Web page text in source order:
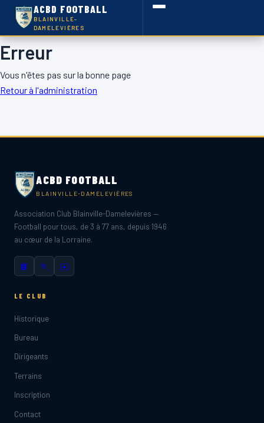
ACBD FOOTBALL
BLAINVILLE-
DAMELEVIÈRES
Erreur
Vous n'êtes pas sur la bonne page
Retour à l'administration
ACBD FOOTBALL
BLAINVILLE-DAMELEVIÈRES
Association Club Blainville-Damelevières —
Football pour tous, de 3 à 77 ans, depuis 1946
au cœur de la Lorraine.
📘 🏃 ✉️
LE CLUB
Historique
Bureau
Dirigeants
Terrains
Inscription
Contact